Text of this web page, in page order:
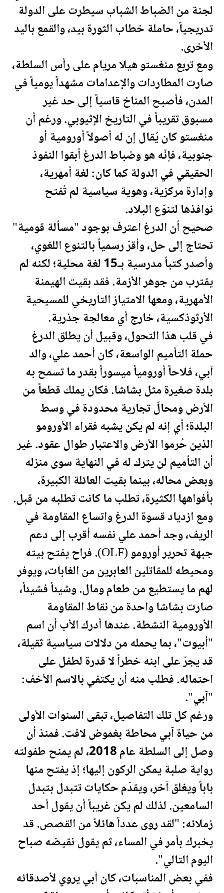
لجنة من الضباط الشباب سيطرت على الدولة
تدريجياً، حاملة خطاب الثورة بيد، والقمع باليد
الأخرى.
ومع تربع منغستو هيلا مريام على رأس السلطة،
صارت المطاردات والإعدامات مشهداً يومياً في
المدن، فأصبح المناخ قاسياً إلى حد غير
مسبوق تقريباً في التاريخ الإثيوبي. ورغم أن
منغستو كان يُقال إن له أصولاً أورومية أو
جنوبية، فإنّه هو وضباط الدرغ أبقوا النفوذ
الحقيقي في الدولة كما كان: لغة أمهرية،
وإدارة مركزية، وهوية سياسية لم تُفتح
نوافذها لتنوّع البلاد.
صحيح أن الدرغ اعترف بوجود "مسألة قومية"
تحتاج إلى حل، وأقرّ رسمياً بالتنوع اللغوي،
وأصدر كتباً مدرسية بـ15 لغة محلية؛ لكنه لم
يقترب من جوهر الأزمة. فقد بقيت الهيمنة
الأمهرية، ومعها الامتياز التاريخي للمسيحية
الأرثوذكسية، خارج أي معالجة جذرية.
في قلب هذا التحول، وقبيل أن يطلق الدرغ
حملة التأميم الواسعة، كان أحمد علي، والد
آبي، فلاحاً أورومياً ميسوراً بقدر ما تسمح به
بلدة صغيرة مثل بشاشا. فكان يملك قطعاً من
الأرض ومحالّ تجارية محدودة في وسط
البلدة؛ أي إنه لم يكن يشبه فقراء الأورومو
الذين حُرموا الأرض والاعتبار طوال عقود. غير
أن التأميم لن يترك له في النهاية سوى منزله
وبعض محاله، بينما بقيت العائلة الكبيرة،
بأفواهها الكثيرة، تطلب ما كانت تطلبه من قبل.
ومع ازدياد قسوة الدرغ واتساع المقاومة في
الريف، وجد أحمد علي نفسه أقرب إلى دعم
جبهة تحرير أورومو (OLF). فراح يفتح بيته
ومحيطه للمقاتلين العابرين من الغابات، ويوفر
لهم ما يستطيع من طعام ومال. وشيئاً فشيئاً،
صارت بشاشا واحدة من نقاط المقاومة
الأورومية النشطة. عندها أدرك الأب أن اسم
"أبيوت"، بما يحمله من دلالات سياسية ثقيلة،
قد يجرّ على ابنه خطراً لا قدرة لطفل على
احتماله. فطلب منه أن يكتفي بالاسم الأخف:
"آبي".
ورغم كل تلك التفاصيل، تبقى السنوات الأولى
من حياة آبي محاطة بغموض لافت. فمنذ أن
وصل إلى السلطة عام 2018، لم يمنح طفولته
رواية صلبة يمكن الركون إليها؛ إذ يفتح منها
باباً ويغلق آخر، ويقدّم حكايات تتبدل بتبدل
السامعين. لذلك لم يكن غريباً أن يقول أحد
زملائه: "لقد روى عدداً هائلاً من القصص. قد
يخبرك بأمر في المساء، ثم يقول نقيضه صباح
اليوم التالي".
ففي بعض المناسبات، كان آبي يروي لأصدقائه